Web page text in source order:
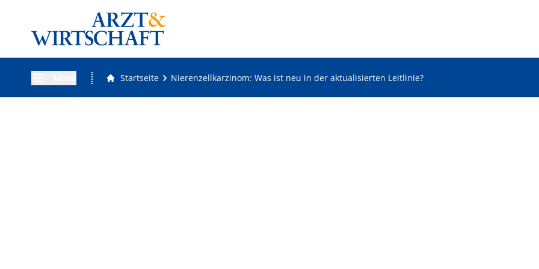
Startseite Nierenzellkarzinom: Was ist neu in der aktualisierten Leitlinie?